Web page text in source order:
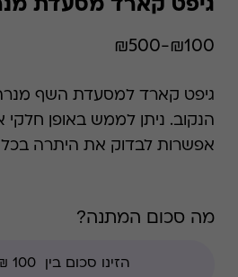
גיפט קארד מסעדת
₪100-₪500
גיפט קארד למסעדת השף
הנקוב. ניתן לממש באופן
מה סכום המתנה?